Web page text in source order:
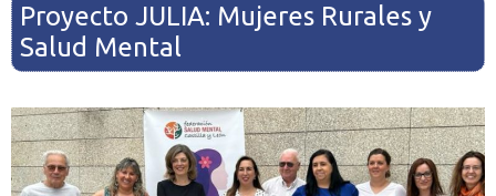
Proyecto JULIA: Mujeres Rurales y
Salud Mental